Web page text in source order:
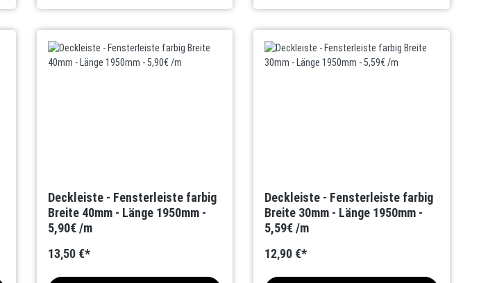
Deckleiste - Fensterleiste farbig
Breite 40mm - Länge 1950mm -
5,90€ /m
13,50 €*
Deckleiste - Fensterleiste farbig
Breite 30mm - Länge 1950mm -
5,59€ /m
12,90 €*